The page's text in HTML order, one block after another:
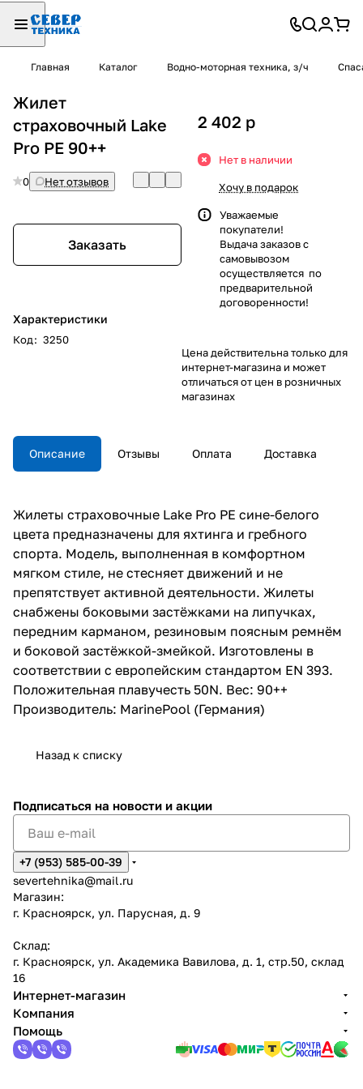
Главная Каталог Водно-моторная техника, з/ч
Жилет
страховочный Lake
Pro PE 90++
0 Нет отзывов
Заказать
Характеристики
Код: 3250
2 402 p
Нет в наличии
Хочу в подарок
Уважаемые
покупатели!
Выдача заказов с
самовывозом
осуществляется по
предварительной
договоренности!
Цена действительна только для
интернет-магазина и может
отличаться от цен в розничных
магазинах
Описание Отзывы Оплата Доставка
Жилеты страховочные Lake Pro PE сине-белого
цвета предназначены для яхтинга и гребного
спорта. Модель, выполненная в комфортном
мягком стиле, не стесняет движений и не
препятствует активной деятельности. Жилеты
снабжены боковыми застёжками на липучках,
передним карманом, резиновым поясным ремнём
и боковой застёжкой-змейкой. Изготовлены в
соответствии с европейским стандартом EN 393.
Положительная плавучесть 50N. Вес: 90++
Производитель: MarinePool (Германия)
Назад к списку
Подписаться на новости и акции
+7 (953) 585-00-39
severtehnika@mail.ru
Магазин:
г. Красноярск, ул. Парусная, д. 9
Склад:
г. Красноярск, ул. Академика Вавилова, д. 1, стр.50, склад
16
Интернет-магазин
Компания
Помощь